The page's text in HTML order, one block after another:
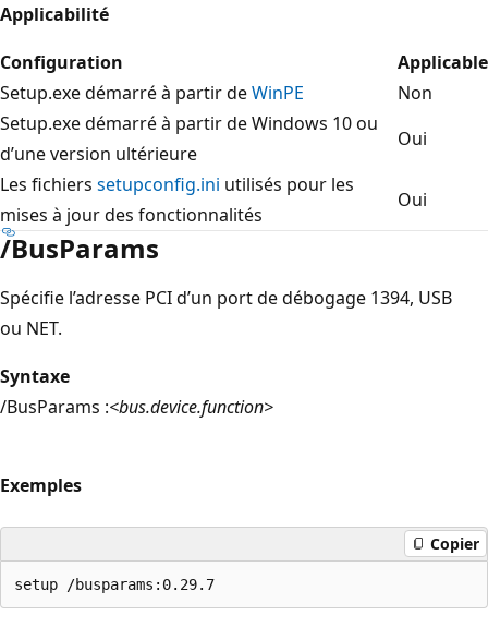
Applicabilité
Configuration
Applicable
Setup.exe démarré à partir deWinPE
Non
Setup.exe démarré à partir de Windows 10 ou
d’une version ultérieure
Oui
Les fichiers setupconfig.ini utilisés pour les
mises à jour des fonctionnalités
Oui
/BusParams
Spécifie l’adresse PCI d’un port de débogage 1394, USB
ou NET.
Syntaxe
/BusParams :<bus.device.function>
Exemples
Copier